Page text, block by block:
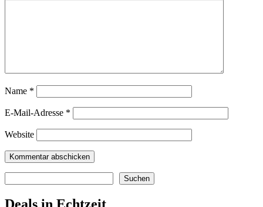
Name *
E-Mail-Adresse *
Website
Suchen